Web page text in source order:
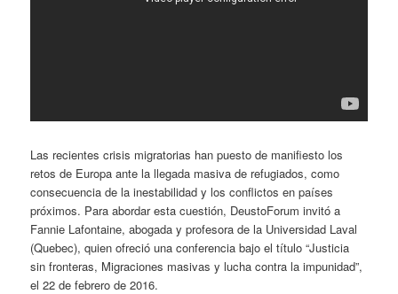
Las recientes crisis migratorias han puesto de manifiesto los
retos de Europa ante la llegada masiva de refugiados, como
consecuencia de la inestabilidad y los conflictos en países
próximos. Para abordar esta cuestión, DeustoForum invitó a
Fannie Lafontaine, abogada y profesora de la Universidad Laval
(Quebec), quien ofreció una conferencia bajo el título “Justicia
sin fronteras, Migraciones masivas y lucha contra la impunidad”,
el 22 de febrero de 2016.